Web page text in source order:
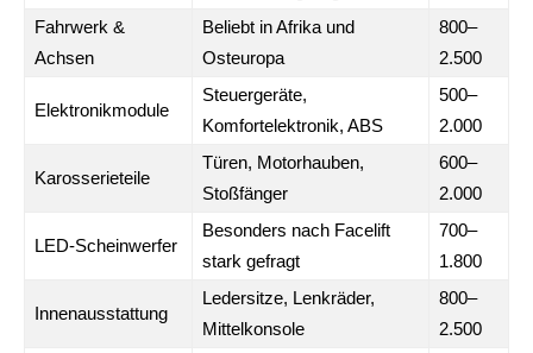
Fahrwerk &
Achsen
Beliebt in Afrika und
Osteuropa
800–
2.500
Elektronikmodule
Steuergeräte,
Komfortelektronik, ABS
500–
2.000
Karosserieteile
Türen, Motorhauben,
Stoßfänger
600–
2.000
LED-Scheinwerfer
Besonders nach Facelift
stark gefragt
700–
1.800
Innenausstattung
Ledersitze, Lenkräder,
Mittelkonsole
800–
2.500